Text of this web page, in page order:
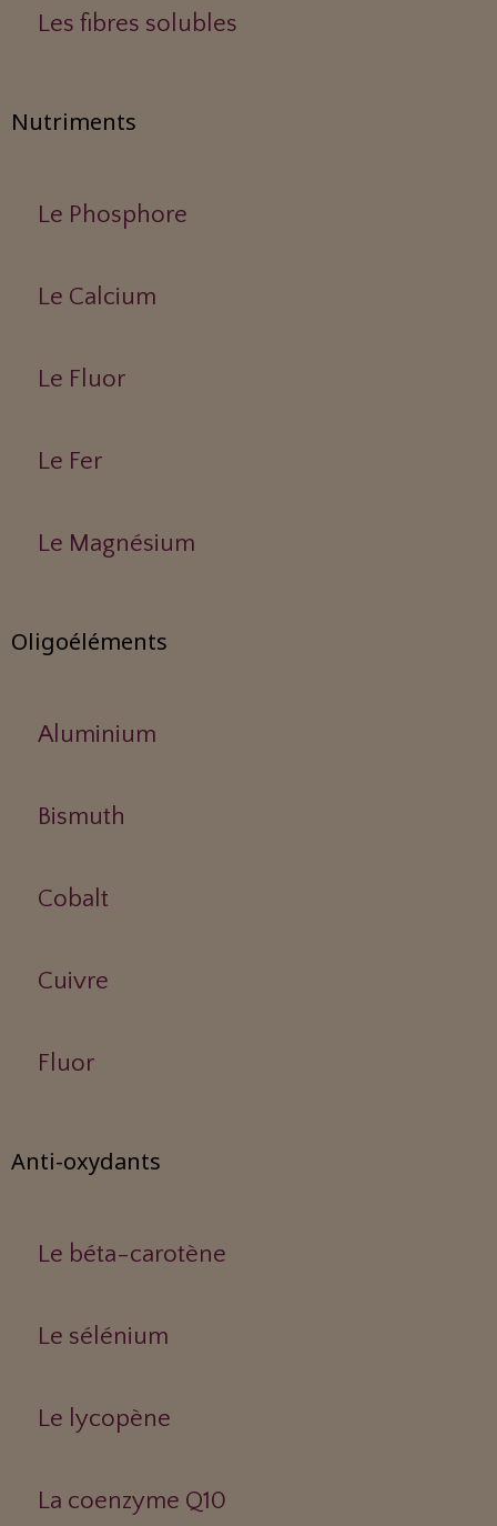
Les fibres solubles
Nutriments
Le Phosphore
Le Calcium
Le Fluor
Le Fer
Le Magnésium
Oligoéléments
Aluminium
Bismuth
Cobalt
Cuivre
Fluor
Anti-oxydants
Le béta-carotène
Le sélénium
Le lycopène
La coenzyme Q10